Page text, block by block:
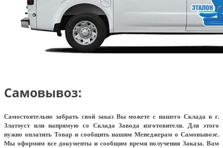
Самовывоз:
Самостоятельно забрать свой заказ Вы можете с нашего Склада в г.
Златоуст или напрямую со Склада Завода изготовителя. Для этого
нужно оплатить Товар и сообщить нашим Менеджерам о Самовывозе.
Мы оформим все документы и сообщим время получения Заказа. Вам